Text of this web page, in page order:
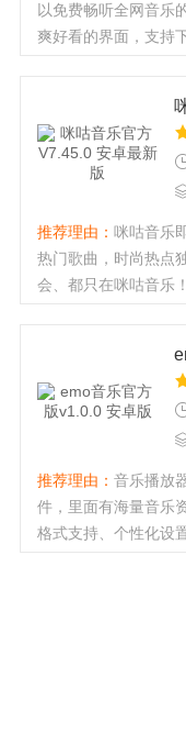
以免费畅听全网音乐
爽好看的界面，支持
推荐理由： 咪咕音乐
热门歌曲，时尚热点
会、都只在咪咕音乐
推荐理由： 音乐播放
件，里面有海量音乐
格式支持、个性化设